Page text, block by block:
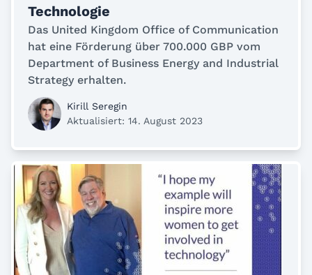
Technologie
Das United Kingdom Office of Communication
hat eine Förderung über 700.000 GBP vom
Department of Business Energy and Industrial
Strategy erhalten.
Kirill Seregin
Aktualisiert: 14. August 2023